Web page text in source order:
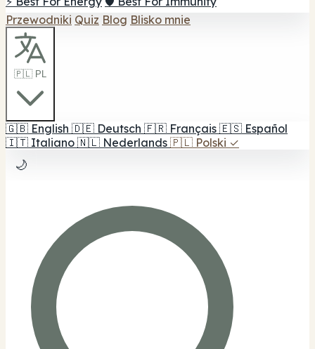
Przewodniki Quiz Blog Blisko mnie
🇵🇱 PL
🇬🇧 English 🇩🇪 Deutsch 🇫🇷 Français 🇪🇸 Español
🇮🇹 Italiano 🇳🇱 Nederlands 🇵🇱 Polski ✓
🌙